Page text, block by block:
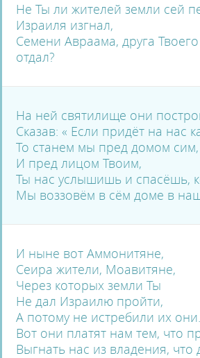
Не Ты ли жителей земли сей
Израиля изгнал,
Семени Авраама, друга
отдал?
На ней святилище они
Сказав: « Если придёт на нас
То станем мы пред домом сим,
И пред лицом Твоим,
Ты нас услышишь и спасёшь,
Мы воззовём в сём доме в
И ныне вот Аммонитяне,
Сеира жители, Моавитяне,
Через которых земли Ты
Не дал Израилю пройти,
А потому не истребили их они.
Вот они платят нам тем, что
Выгнать нас из владения, что